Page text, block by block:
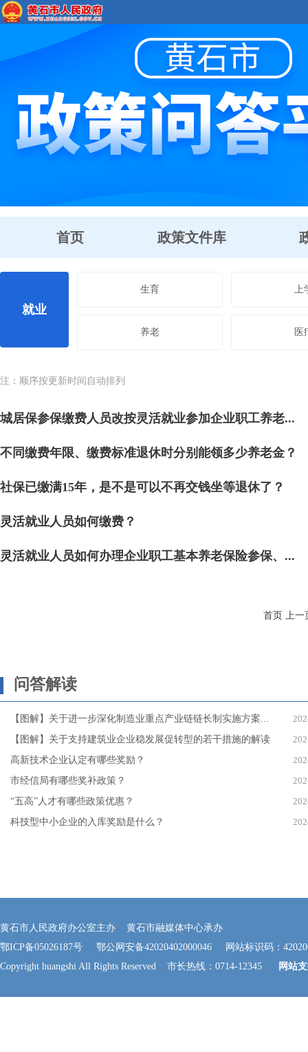
首页 政策文件库
就业
生育 上
养老 医
注：顺序按更新时间自动排列
城居保参保缴费人员改按灵活就业参加企业职工养老...
不同缴费年限、缴费标准退休时分别能领多少养老金？
社保已缴满15年，是不是可以不再交钱坐等退休了？
灵活就业人员如何缴费？
灵活就业人员如何办理企业职工基本养老保险参保、...
首页 上一
问答解读
【图解】关于进一步深化制造业重点产业链链长制实施方案...
【图解】关于支持建筑业企业稳发展促转型的若干措施的解读
高新技术企业认定有哪些奖励？
市经信局有哪些奖补政策？
“五高”人才有哪些政策优惠？
科技型中小企业的入库奖励是什么？
黄石市人民政府办公室主办 黄石市融媒体中心承办
鄂ICP备05026187号
鄂公网安备42020402000046 网站标识码：
Copyright huangshi All Rights Reserved 市长热线：0714-12345
网站